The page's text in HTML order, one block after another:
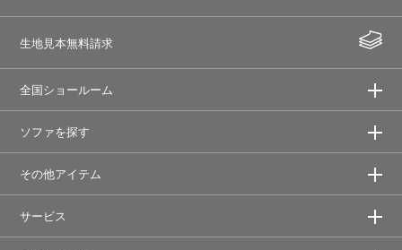
生地見本無料請求
全国ショールーム
ソファを探す
その他アイテム
サービス